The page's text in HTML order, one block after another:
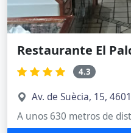
Restaurante El
4.3
Av. de Suècia, 15,
A unos 630 metros de